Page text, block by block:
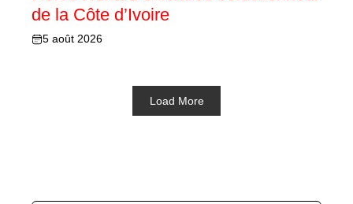
de la Côte d’Ivoire
5 août 2026
Load More